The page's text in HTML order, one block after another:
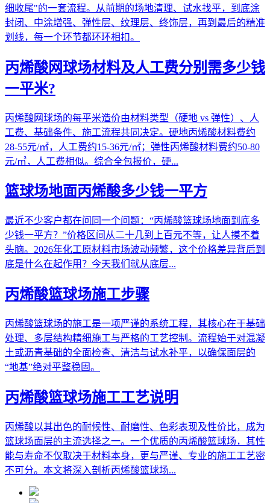
细收尾"的一套流程。从前期的场地清理、试水找平，到底涂
封闭、中涂增强、弹性层、纹理层、终饰层，再到最后的精准
划线，每一个环节都环环相扣。
丙烯酸网球场材料及人工费分别需多少钱
一平米?
丙烯酸网球场的每平米造价由材料类型（硬地 vs 弹性）、人
工费、基础条件、施工流程共同决定。硬地丙烯酸材料费约
28-55元/㎡，人工费约15-36元/㎡；弹性丙烯酸材料费约50-80
元/㎡，人工费相似。综合全包报价，硬...
篮球场地面丙烯酸多少钱一平方
最近不少客户都在问同一个问题：“丙烯酸篮球场地面到底多
少钱一平方？”价格区间从二十几到上百元不等，让人摸不着
头脑。2026年化工原材料市场波动频繁，这个价格差异背后到
底是什么在起作用？今天我们就从底层...
丙烯酸篮球场施工步骤
丙烯酸篮球场的施工是一项严谨的系统工程，其核心在于基础
处理、多层结构精细施工与严格的工艺控制。流程始于对混凝
土或沥青基础的全面检查、清洁与试水补平，以确保面层的
“地基”绝对平整稳固。
丙烯酸篮球场施工工艺说明
丙烯酸以其出色的耐候性、耐磨性、色彩表现及性价比，成为
篮球场面层的主流选择之一。一个优质的丙烯酸篮球场，其性
能与寿命不仅取决于材料本身，更与严谨、专业的施工工艺密
不可分。本文将深入剖析丙烯酸篮球场...